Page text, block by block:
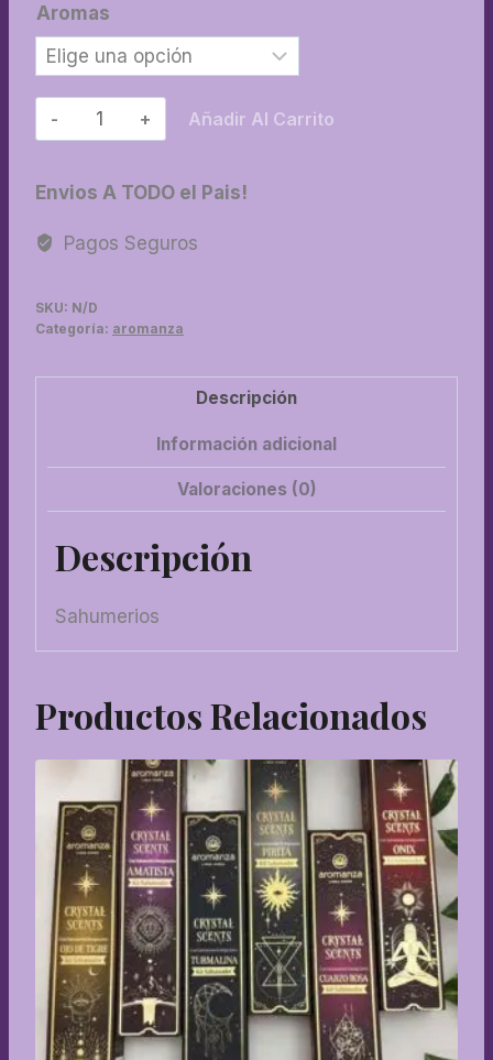
Aromas
Sahumerios
blanca
cantidad
Añadir Al Carrito
Envios A TODO el Pais!
Pagos Seguros
SKU: N/D
Categoría: aromanza
Descripción
Información adicional
Valoraciones (0)
Descripción
Sahumerios
Productos Relacionados